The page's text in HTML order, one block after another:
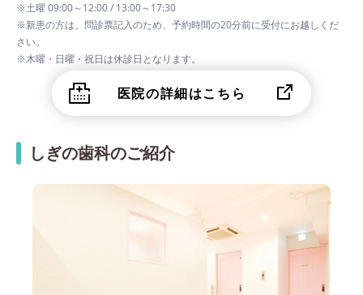
※土曜 09:00～12:00 / 13:00～17:30
※新患の方は、問診票記入のため、予約時間の20分前に受付にお越しくだ
さい。
※木曜・日曜・祝日は休診日となります。
医院の詳細はこちら
しぎの歯科のご紹介